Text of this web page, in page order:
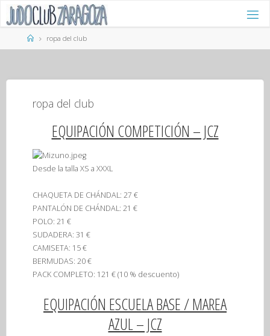
Saltar
contenidoPágina
de
ropa del club
ropa del club
EQUIPACIÓN COMPETICIÓN – JCZ
Desde la talla XS a XXXL
CHAQUETA DE CHÁNDAL: 27 €
PANTALÓN DE CHÁNDAL: 21 €
POLO: 21 €
SUDADERA: 31 €
CAMISETA: 15 €
BERMUDAS: 20 €
PACK COMPLETO: 121 € (10 % descuento)
EQUIPACIÓN ESCUELA BASE / MAREA
AZUL – JCZ